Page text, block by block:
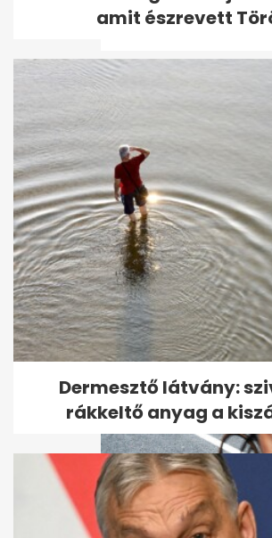
sztárokkal...
Tönkremegy a
szárazságtűrő
amit észrevett
Dermesztő látvány:
rákkeltő anyag a